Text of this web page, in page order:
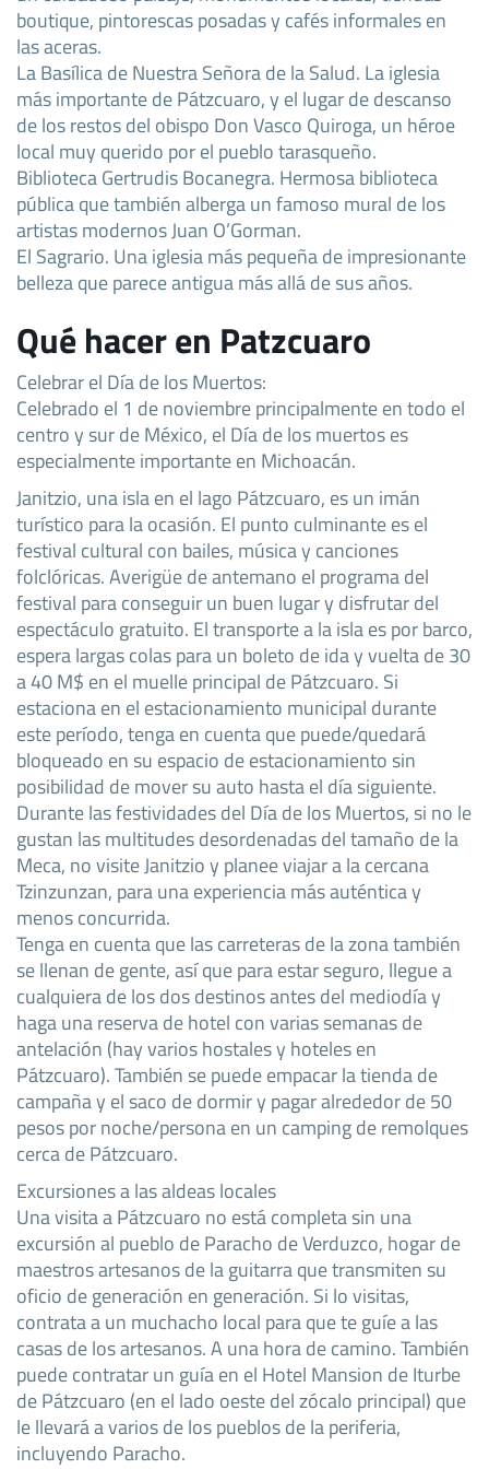
boutique, pintorescas posadas y cafés informales en
las aceras.
La Basílica de Nuestra Señora de la Salud. La iglesia
más importante de Pátzcuaro, y el lugar de descanso
de los restos del obispo Don Vasco Quiroga, un héroe
local muy querido por el pueblo tarasqueño.
Biblioteca Gertrudis Bocanegra. Hermosa biblioteca
pública que también alberga un famoso mural de los
artistas modernos Juan O’Gorman.
El Sagrario. Una iglesia más pequeña de impresionante
belleza que parece antigua más allá de sus años.
Qué hacer en Patzcuaro
Celebrar el Día de los Muertos:
Celebrado el 1 de noviembre principalmente en todo el
centro y sur de México, el Día de los muertos es
especialmente importante en Michoacán.
Janitzio, una isla en el lago Pátzcuaro, es un imán
turístico para la ocasión. El punto culminante es el
festival cultural con bailes, música y canciones
folclóricas. Averigüe de antemano el programa del
festival para conseguir un buen lugar y disfrutar del
espectáculo gratuito. El transporte a la isla es por barco,
espera largas colas para un boleto de ida y vuelta de 30
a 40 M$ en el muelle principal de Pátzcuaro. Si
estaciona en el estacionamiento municipal durante
este período, tenga en cuenta que puede/quedará
bloqueado en su espacio de estacionamiento sin
posibilidad de mover su auto hasta el día siguiente.
Durante las festividades del Día de los Muertos, si no le
gustan las multitudes desordenadas del tamaño de la
Meca, no visite Janitzio y planee viajar a la cercana
Tzinzunzan, para una experiencia más auténtica y
menos concurrida.
Tenga en cuenta que las carreteras de la zona también
se llenan de gente, así que para estar seguro, llegue a
cualquiera de los dos destinos antes del mediodía y
haga una reserva de hotel con varias semanas de
antelación (hay varios hostales y hoteles en
Pátzcuaro). También se puede empacar la tienda de
campaña y el saco de dormir y pagar alrededor de 50
pesos por noche/persona en un camping de remolques
cerca de Pátzcuaro.
Excursiones a las aldeas locales
Una visita a Pátzcuaro no está completa sin una
excursión al pueblo de Paracho de Verduzco, hogar de
maestros artesanos de la guitarra que transmiten su
oficio de generación en generación. Si lo visitas,
contrata a un muchacho local para que te guíe a las
casas de los artesanos. A una hora de camino. También
puede contratar un guía en el Hotel Mansion de Iturbe
de Pátzcuaro (en el lado oeste del zócalo principal) que
le llevará a varios de los pueblos de la periferia,
incluyendo Paracho.